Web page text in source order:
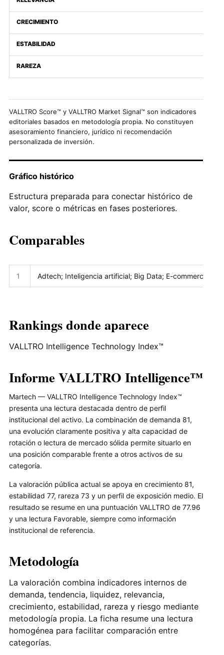
CRECIMIENTO
ESTABILIDAD
RAREZA
VALLTRO Score™ y VALLTRO Market Signal™ son indicadores
editoriales basados en metodología propia. No constituyen
asesoramiento financiero, jurídico ni recomendación
personalizada de inversión.
Gráfico histórico
Estructura preparada para conectar histórico de
valor, score o métricas en fases posteriores.
Comparables
1 Adtech; Inteligencia artificial; Big Data; E-commerce
Rankings donde aparece
VALLTRO Intelligence Technology Index™
Informe VALLTRO Intelligence™
Martech — VALLTRO Intelligence Technology Index™
presenta una lectura destacada dentro de perfil
institucional del activo. La combinación de demanda 81,
una evolución claramente positiva y alta capacidad de
rotación o lectura de mercado sólida permite situarlo en
una posición comparable frente a otros activos de su
categoría.
La valoración pública actual se apoya en crecimiento 81,
estabilidad 77, rareza 73 y un perfil de exposición medio. El
resultado se resume en una puntuación VALLTRO de 77.96
y una lectura Favorable, siempre como información
institucional de referencia.
Metodología
La valoración combina indicadores internos de
demanda, tendencia, liquidez, relevancia,
crecimiento, estabilidad, rareza y riesgo mediante
metodología propia. La ficha resume una lectura
homogénea para facilitar comparación entre
categorías.